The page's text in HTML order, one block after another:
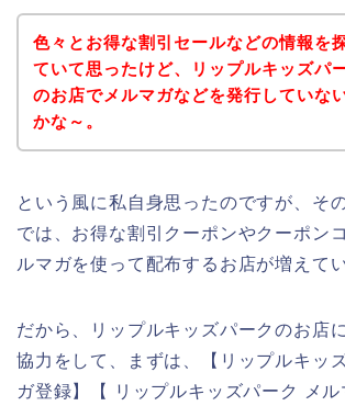
色々とお得な割引セールなどの情報を
ていて思ったけど、リップルキッズパ
のお店でメルマガなどを発行していな
かな～。
という風に私自身思ったのですが、そ
では、お得な割引クーポンやクーポン
ルマガを使って配布するお店が増えて
だから、リップルキッズパークのお店
協力をして、まずは、【リップルキッ
ガ登録】【 リップルキッズパーク メ